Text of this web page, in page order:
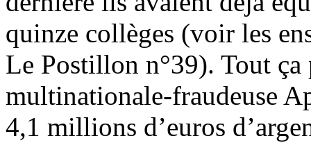
quinze collèges (voir les
Le Postillon n°39). Tout
multinationale-fraudeuse
4,1 millions d’euros